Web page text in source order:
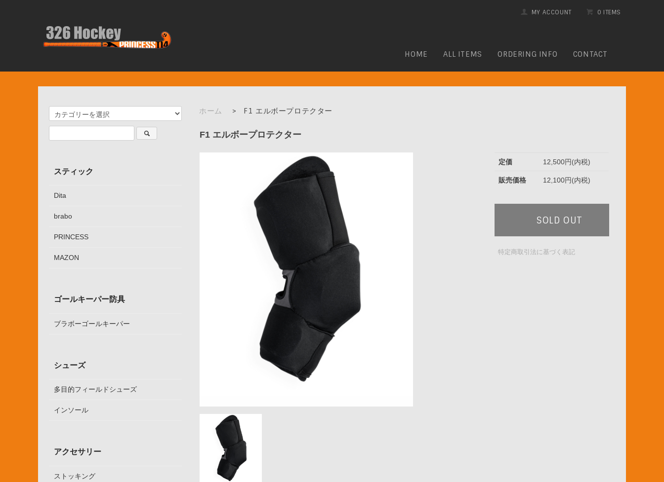
MY ACCOUNT 0 ITEMS
HOME ALL ITEMS ORDERING INFO CONTACT
ホーム > F1 エルボープロテクター
F1 エルボープロテクター
定価 12,500円(内税)
販売価格 12,100円(内税)
SOLD OUT
特定商取引法に基づく表記
スティック
Dita
brabo
PRINCESS
MAZON
ゴールキーパー防具
ブラボーゴールキーパー
シューズ
多目的フィールドシューズ
インソール
アクセサリー
ストッキング